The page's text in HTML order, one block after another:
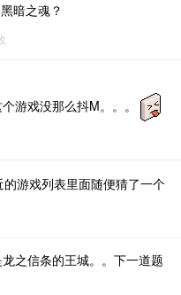
暗之魂？
游戏没那么抖M。。。
游戏列表里面随便猜了一个
之信条的王城。。下一道题